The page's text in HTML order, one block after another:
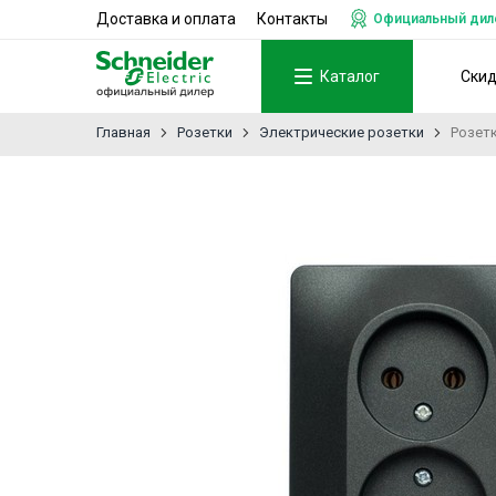
Доставка и оплата Контакты Официальный
Каталог
Главная Розетки Электрические розетки